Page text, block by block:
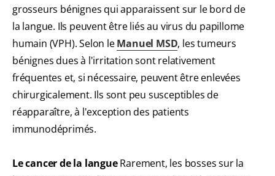
grosseurs bénignes qui apparaissent sur le bord de
la langue. Ils peuvent être liés au virus du papillome
humain (VPH). Selon leManuel MSD, les tumeurs
bénignes dues à l'irritation sont relativement
fréquentes et, si nécessaire, peuvent être enlevées
chirurgicalement. Ils sont peu susceptibles de
réapparaître, à l'exception des patients
immunodéprimés.
Le cancer de la langueRarement, les bosses sur la